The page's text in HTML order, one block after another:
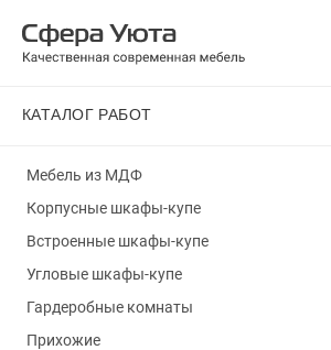
КАТАЛОГ РАБОТ
Мебель из МДФ
Корпусные шкафы-купе
Встроенные шкафы-купе
Угловые шкафы-купе
Гардеробные комнаты
Прихожие